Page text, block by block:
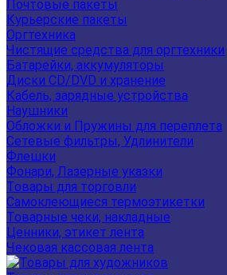
Почтовые пакеты
Курьерские пакеты
Оргтехника
Чистящие средства для оргтехники
Батарейки, аккумуляторы
Диски CD/DVD и хранение
Кабель, зарядные устройства
Наушники
Обложки и Пружины для переплета
Сетевые фильтры, Удлинители
Флешки
Фонари, Лазерные указки
Товары для торговли
Самоклеющиеся термоэтикетки
Товарные чеки, накладные
Ценники, этикет лента
Чековая кассовая лента